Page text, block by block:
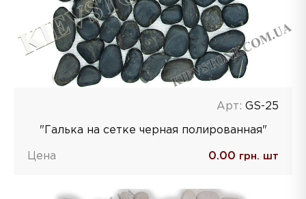
Арт: GS-25
"Галька на сетке черная полированная"
Цена 0.00 грн. шт